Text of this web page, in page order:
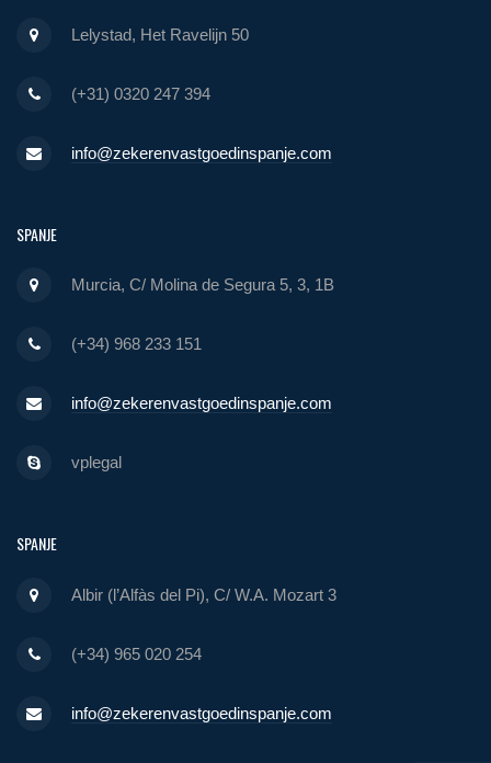
Lelystad, Het Ravelijn 50
(+31) 0320 247 394
info@zekerenvastgoedinspanje.com
SPANJE
Murcia, C/ Molina de Segura 5, 3, 1B
(+34) 968 233 151
info@zekerenvastgoedinspanje.com
vplegal
SPANJE
Albir (l’Alfàs del Pi), C/ W.A. Mozart 3
(+34) 965 020 254
info@zekerenvastgoedinspanje.com